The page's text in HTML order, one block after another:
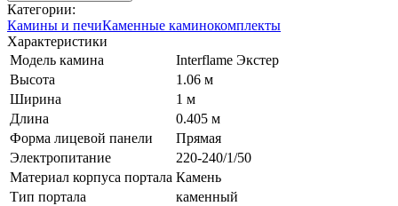
Категории:
Камины и печиКаменные каминокомплекты
Характеристики
Модель камина
Interflame Экстер
Высота
1.06 м
Ширина
1 м
Длина
0.405 м
Форма лицевой панели
Прямая
Электропитание
220-240/1/50
Материал корпуса портала Камень
Тип портала
каменный